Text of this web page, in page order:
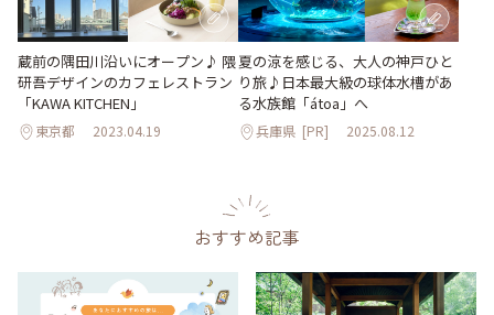
蔵前の隅田川沿いにオープン♪ 隈
研吾デザインのカフェレストラン
「KAWA KITCHEN」
東京都 2023.04.19
夏の涼を感じる、大人の神戸ひと
り旅♪日本最大級の球体水槽があ
る水族館「átoa」へ
兵庫県 [PR] 2025.08.12
おすすめ記事